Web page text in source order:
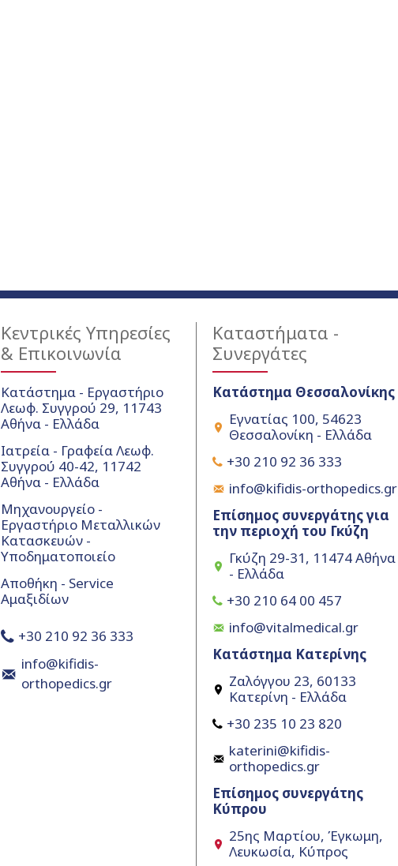
Κεντρικές Υπηρεσίες
& Επικοινωνία
Κατάστημα - Εργαστήριο
Λεωφ. Συγγρού 29, 11743
Αθήνα - Ελλάδα
Ιατρεία - Γραφεία Λεωφ.
Συγγρού 40-42, 11742
Αθήνα - Ελλάδα
Μηχανουργείο -
Εργαστήριο Μεταλλικών
Κατασκευών -
Υποδηματοποιείο
Αποθήκη - Service
Αμαξιδίων
+30 210 92 36 333
info@kifidis-
orthopedics.gr
Καταστήματα -
Συνεργάτες
Κατάστημα Θεσσαλονίκης
Εγνατίας 100, 54623
Θεσσαλονίκη - Ελλάδα
+30 210 92 36 333
info@kifidis-orthopedics.gr
Επίσημος συνεργάτης για
την περιοχή του Γκύζη
Γκύζη 29-31, 11474 Αθήνα
- Ελλάδα
+30 210 64 00 457
info@vitalmedical.gr
Κατάστημα Κατερίνης
Ζαλόγγου 23, 60133
Κατερίνη - Ελλάδα
+30 235 10 23 820
katerini@kifidis-
orthopedics.gr
Επίσημος συνεργάτης
Κύπρου
25ης Μαρτίου, Έγκωμη,
Λευκωσία, Κύπρος